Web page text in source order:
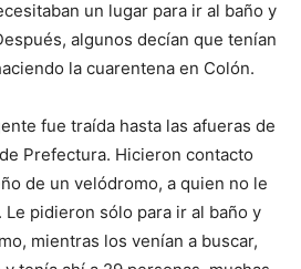
un lugar para ir al baño y
algunos decían que tenían
la cuarentena en Colón.
fue traída hasta las afueras de
Prefectura. Hicieron contacto
de un velódromo, a quien no le
pidieron sólo para ir al baño y
mientras los venían a buscar,